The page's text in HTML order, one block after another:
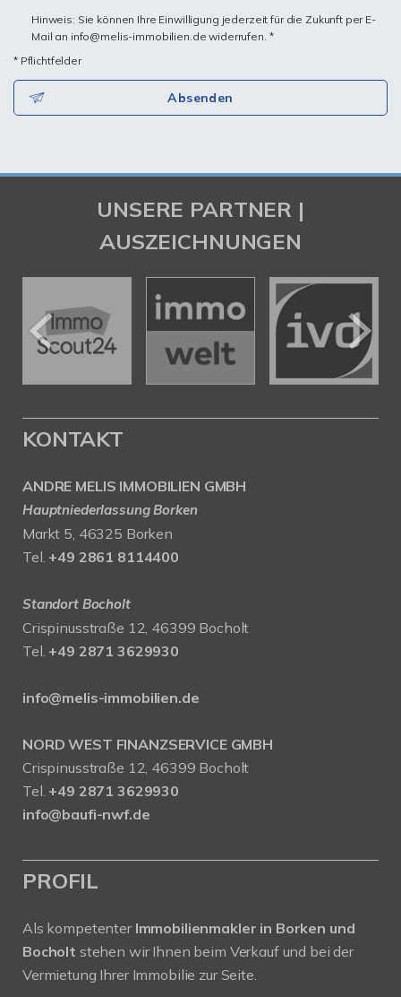
Hinweis: Sie können Ihre Einwilligung jederzeit für die Zukunft per E-
Mail an info@melis-immobilien.de widerrufen. *
* Pflichtfelder
Absenden
UNSERE PARTNER |
AUSZEICHNUNGEN
KONTAKT
ANDRE MELIS IMMOBILIEN GMBH
Hauptniederlassung Borken
Markt 5, 46325 Borken
Tel. +49 2861 8114400
Standort Bocholt
Crispinusstraße 12, 46399 Bocholt
Tel. +49 2871 3629930
info@melis-immobilien.de
NORD WEST FINANZSERVICE GMBH
Crispinusstraße 12, 46399 Bocholt
Tel. +49 2871 3629930
info@baufi-nwf.de
PROFIL
Als kompetenter Immobilienmakler in Borken und
Bocholt stehen wir Ihnen beim Verkauf und bei der
Vermietung Ihrer Immobilie zur Seite.